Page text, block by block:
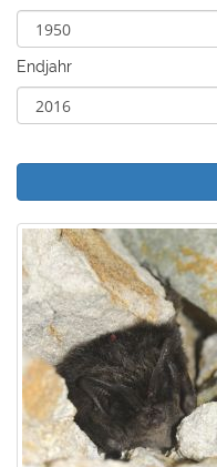
Endjahr